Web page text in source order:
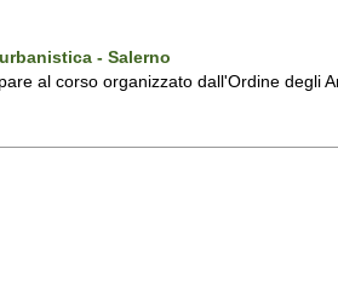
- Salerno
al corso organizzato dall'Ordine degli